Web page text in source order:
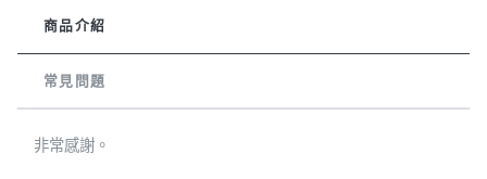
商品介紹
常見問題
非常感謝。